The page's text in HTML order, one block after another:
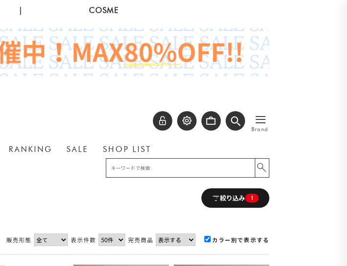
COSME
≡
Brand
RANKING SALE SHOP LIST
絞り込み 1
販売形態 表示件数 完売商品 カラー別で表示する